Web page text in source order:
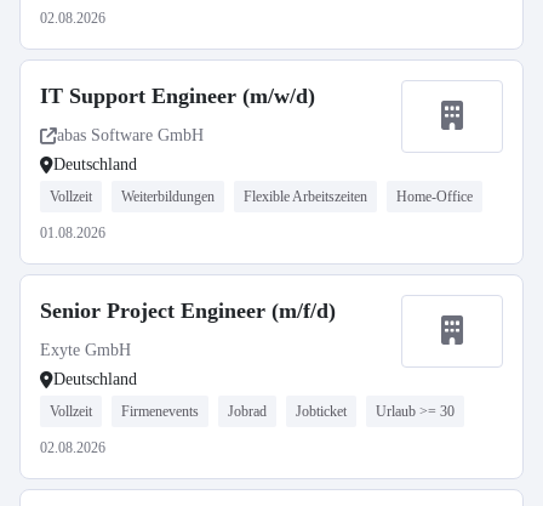
02.08.2026
IT Support Engineer (m/w/d)
abas Software GmbH
Deutschland
Vollzeit Weiterbildungen Flexible Arbeitszeiten Home-Office
01.08.2026
Senior Project Engineer (m/f/d)
Exyte GmbH
Deutschland
Vollzeit Firmenevents Jobrad Jobticket Urlaub >= 30
02.08.2026